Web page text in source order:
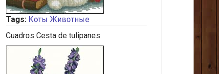
Tags: Коты Животные
Cuadros Cesta de tulipanes